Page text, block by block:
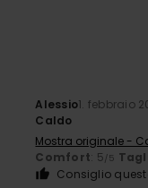
Alessio1. febbraio
Caldo
Mostra originale -
Comfort: 5/5
Consiglio